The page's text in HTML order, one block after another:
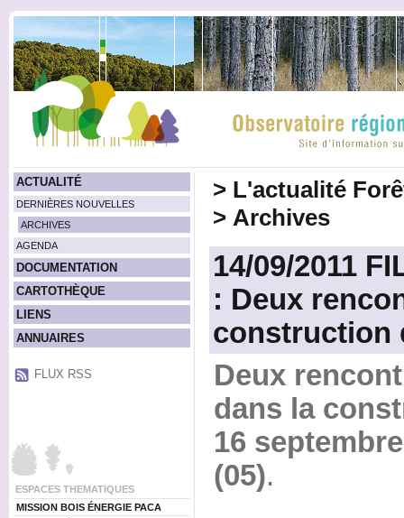
ACTUALITÉ
DERNIÈRES NOUVELLES
ARCHIVES
AGENDA
DOCUMENTATION
CARTOTHÈQUE
LIENS
ANNUAIRES
FLUX RSS
ESPACES THEMATIQUES
MISSION BOIS ÉNERGIE PACA
> L'actualité
> Archives
14/09/2011
: Deux
construction
Deux
dans la
16 septembre
(05).